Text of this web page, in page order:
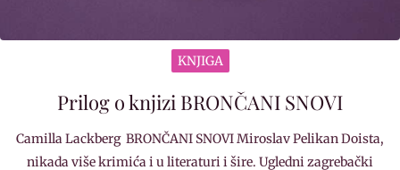
KNJIGA
Prilog o knjizi BRONČANI SNOVI
Camilla Lackberg BRONČANI SNOVI Miroslav Pelikan Doista,
nikada više krimića i u literaturi i šire. Ugledni zagrebački